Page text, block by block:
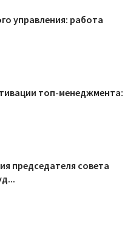
управления: работа
топ-менеджмента:
председателя совета